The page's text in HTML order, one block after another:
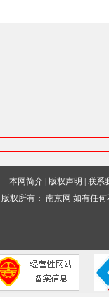
本网简介 版权声明 |联系
版权所有：南京网 如有任